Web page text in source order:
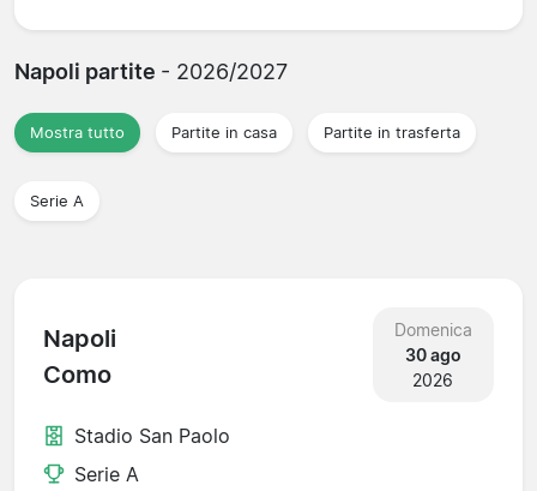
Napoli partite - 2026/2027
Mostra tutto Partite in casa Partite in trasferta
Serie A
Napoli
Como
Domenica
30 ago
2026
Stadio San Paolo
Serie A